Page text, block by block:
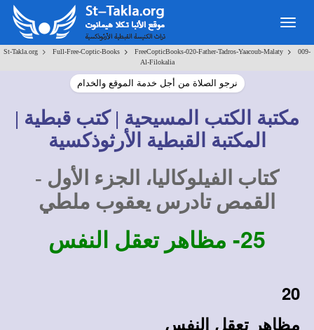
St-Takla.org > Full-Free-Coptic-Books > FreeCopticBooks-020-Father-Tadros-Yaacoub-Malaty >
009-
Al-Filokalia
نرجو الصلاة من أجل خدمة الموقع والخدام
مكتبة الكتب المسيحية | كتب قبطية |
المكتبة القبطية الأرثوذكسية
كتاب الفيلوكاليا، الجزء الأول -
القمص تادرس يعقوب ملطي
25- مظاهر تعقل النفس
20
مظاهر تعقل النفس